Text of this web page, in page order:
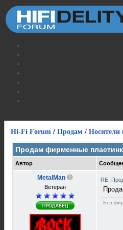
Hi-Fi Forum / Продам /
Продам фирменные
Автор
MetalMan
Ветеран
RE:
Без